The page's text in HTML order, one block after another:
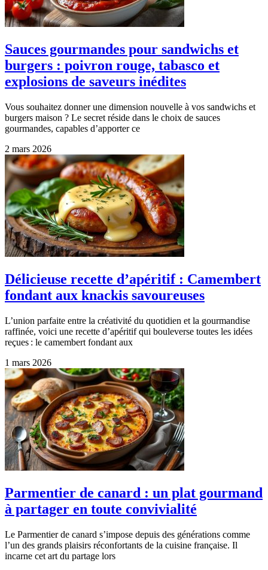
Sauces gourmandes pour sandwichs et
burgers : poivron rouge, tabasco et
explosions de saveurs inédites
Vous souhaitez donner une dimension nouvelle à vos sandwichs et
burgers maison ? Le secret réside dans le choix de sauces
gourmandes, capables d’apporter ce
2 mars 2026
Délicieuse recette d’apéritif : Camembert
fondant aux knackis savoureuses
L’union parfaite entre la créativité du quotidien et la gourmandise
raffinée, voici une recette d’apéritif qui bouleverse toutes les idées
reçues : le camembert fondant aux
1 mars 2026
Parmentier de canard : un plat gourmand
à partager en toute convivialité
Le Parmentier de canard s’impose depuis des générations comme
l’un des grands plaisirs réconfortants de la cuisine française. Il
incarne cet art du partage lors